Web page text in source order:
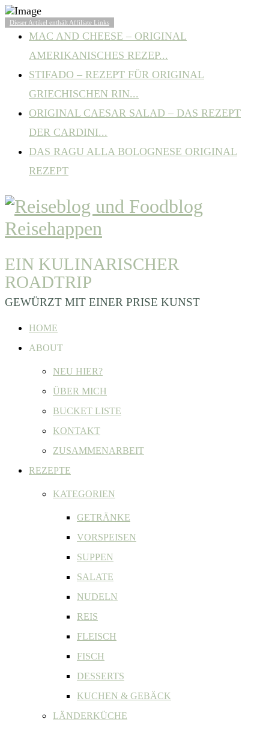
BELIEBTE ARTIKEL
MAC AND CHEESE – ORIGINAL
AMERIKANISCHES REZEP...
STIFADO – REZEPT FÜR ORIGINAL
GRIECHISCHEN RIN...
ORIGINAL CAESAR SALAD – DAS REZEPT
DER CARDINI...
DAS RAGU ALLA BOLOGNESE ORIGINAL
REZEPT
EIN KULINARISCHER
ROADTRIP
GEWÜRZT MIT EINER PRISE KUNST
HOME
ABOUT
NEU HIER?
ÜBER MICH
BUCKET LISTE
KONTAKT
ZUSAMMENARBEIT
REZEPTE
KATEGORIEN
GETRÄNKE
VORSPEISEN
SUPPEN
SALATE
NUDELN
REIS
FLEISCH
FISCH
DESSERTS
KUCHEN & GEBÄCK
LÄNDERKÜCHE
Dieser Artikel enthält Affiliate Links